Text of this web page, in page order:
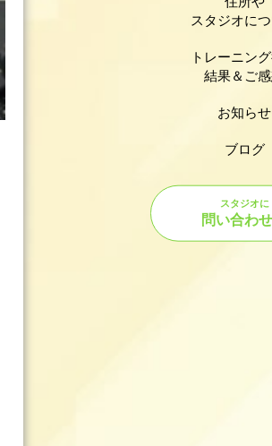
スタジオに
トレーニン
結果＆ご
お知らせ
ブログ
スタジオに
問い合わ